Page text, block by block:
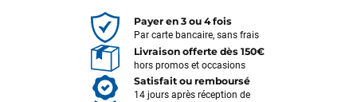
Payer en 3 ou 4 fois
Par carte bancaire, sans frais
Livraison offerte dès 150€
hors promos et occasions
Satisfait ou remboursé
14 jours après réception de